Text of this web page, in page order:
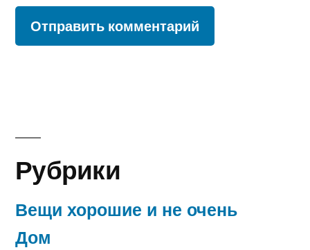
Рубрики
Вещи хорошие и не очень
Дом